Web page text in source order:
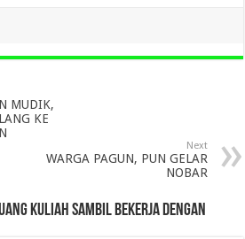
MUDIK,
KE
Next
WARGA PAGUN, PUN GELAR
NOBAR
KULIAH SAMBIL BEKERJA DENGAN